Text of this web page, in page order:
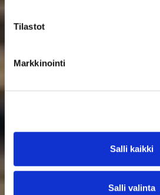
Tilastot
Markkinointi
Salli kaikki
Salli valinta